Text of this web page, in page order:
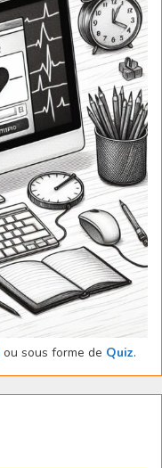
ou sous forme de Quiz.